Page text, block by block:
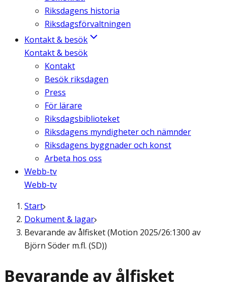
Riksdagens historia
Riksdagsförvaltningen
Kontakt & besök
Kontakt & besök
Kontakt
Besök riksdagen
Press
För lärare
Riksdagsbiblioteket
Riksdagens myndigheter och nämnder
Riksdagens byggnader och konst
Arbeta hos oss
Webb-tv
Webb-tv
Start
Dokument & lagar
Bevarande av ålfisket (Motion 2025/26:1300 av
Björn Söder m.fl. (SD))
Bevarande av ålfisket